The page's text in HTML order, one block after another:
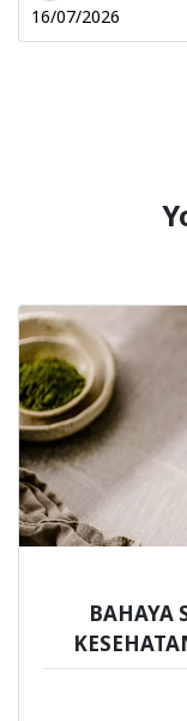
16/07/2026
BAHAYA